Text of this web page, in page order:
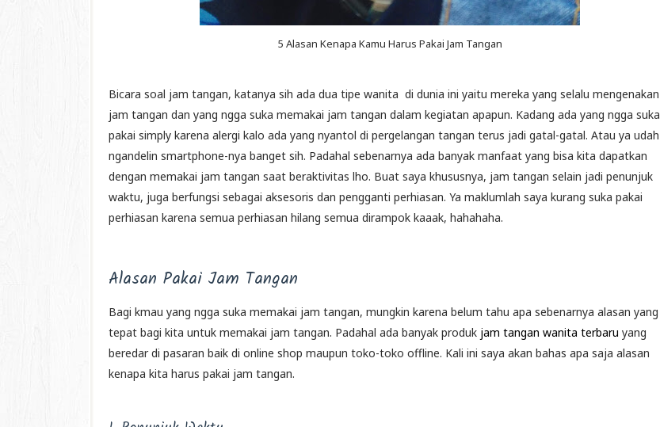
5 Alasan Kenapa Kamu Harus Pakai Jam Tangan
Bicara soal jam tangan, katanya sih ada dua tipe wanita di dunia ini yaitu mereka yang selalu mengenakan
jam tangan dan yang ngga suka memakai jam tangan dalam kegiatan apapun. Kadang ada yang ngga suka
pakai simply karena alergi kalo ada yang nyantol di pergelangan tangan terus jadi gatal-gatal. Atau ya udah
ngandelin smartphone-nya banget sih. Padahal sebenarnya ada banyak manfaat yang bisa kita dapatkan
dengan memakai jam tangan saat beraktivitas lho. Buat saya khususnya, jam tangan selain jadi penunjuk
waktu, juga berfungsi sebagai aksesoris dan pengganti perhiasan. Ya maklumlah saya kurang suka pakai
perhiasan karena semua perhiasan hilang semua dirampok kaaak, hahahaha.
Alasan Pakai Jam Tangan
Bagi kmau yang ngga suka memakai jam tangan, mungkin karena belum tahu apa sebenarnya alasan yang
tepat bagi kita untuk memakai jam tangan. Padahal ada banyak produk jam tangan wanita terbaru yang
beredar di pasaran baik di online shop maupun toko-toko offline. Kali ini saya akan bahas apa saja alasan
kenapa kita harus pakai jam tangan.